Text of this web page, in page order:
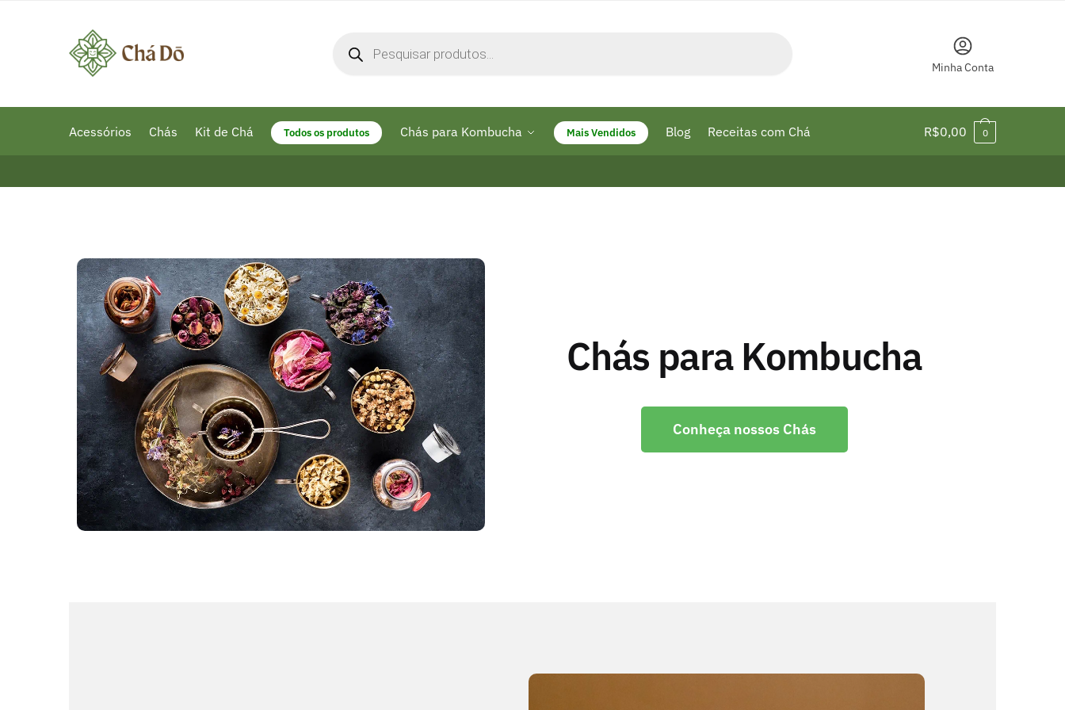
Minha Conta
Acessórios Chás Kit de Chá Todos os produtos Chás para Kombucha Mais Vendidos Blog Receitas com Chá R$0,00 0
Chás para Kombucha
Conheça nossos Chás